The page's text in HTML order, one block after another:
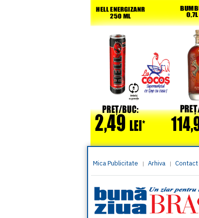
Mica Publicitate | Arhiva | Contact